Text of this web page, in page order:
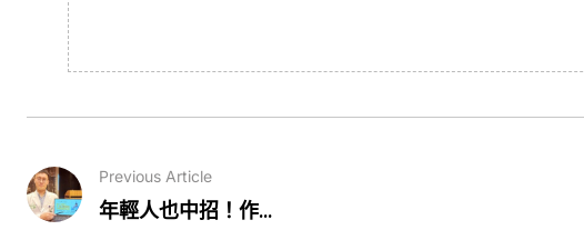
Previous Article
年輕人也中招！作...